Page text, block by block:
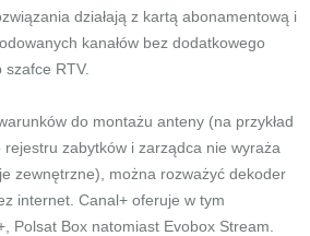
działają z kartą abonamentową i
kanałów bez dodatkowego
RTV.
do montażu anteny (na przykład
zabytków i zarządca nie wyraża
zewnętrzne), można rozważyć dekoder
internet. Canal+ oferuje w tym
Polsat Box natomiast Evobox Stream.